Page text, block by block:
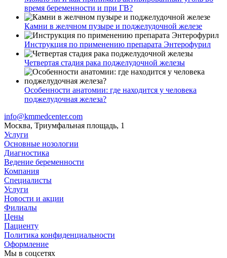
время беременности и при ГВ?
Камни в желчном пузыре и поджелудочной железе
Инструкция по применению препарата Энтерофурил
Четвертая стадия рака поджелудочной железы
Особенности анатомии: где находится у человека
поджелудочная железа?
info@kmmedcenter.com
Москва, Триумфальная площадь, 1
Услуги
Основные нозологии
Диагностика
Ведение беременности
Компания
Специалисты
Услуги
Новости и акции
Филиалы
Цены
Пациенту
Политика конфиденциальности
Оформление
Мы в соцсетях